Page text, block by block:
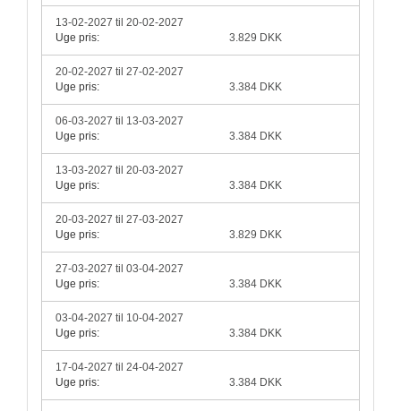
13-02-2027 til 20-02-2027
Uge pris:
3.829 DKK
20-02-2027 til 27-02-2027
Uge pris:
3.384 DKK
06-03-2027 til 13-03-2027
Uge pris:
3.384 DKK
13-03-2027 til 20-03-2027
Uge pris:
3.384 DKK
20-03-2027 til 27-03-2027
Uge pris:
3.829 DKK
27-03-2027 til 03-04-2027
Uge pris:
3.384 DKK
03-04-2027 til 10-04-2027
Uge pris:
3.384 DKK
17-04-2027 til 24-04-2027
Uge pris:
3.384 DKK